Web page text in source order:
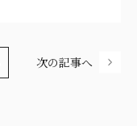
次の記事へ